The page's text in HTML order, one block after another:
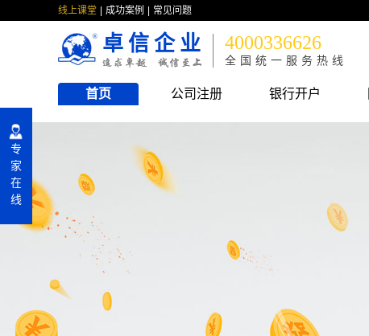
线上课堂 成功案例 常见问题
卓信企业 4000336626
全国统一服务热线
首页 公司注册 银行开户
专
家
在
线